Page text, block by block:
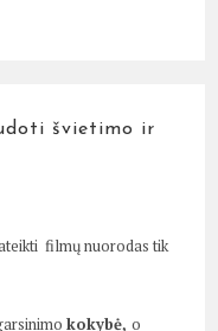
švietimo ir
filmų nuorodas tik
kokybė,o